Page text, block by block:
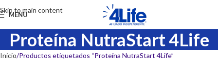
Skip to main content
MENU
Proteína NutraStart 4Life
Inicio Productos etiquetados “Proteína NutraStart 4Life”